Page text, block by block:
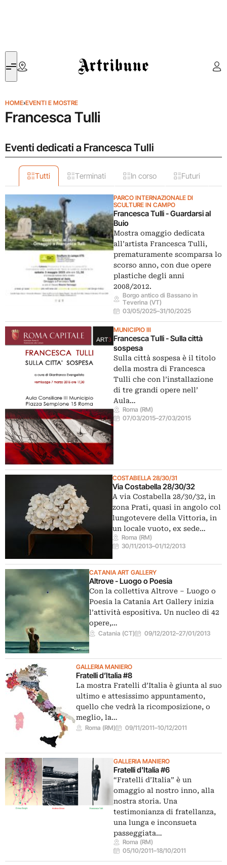
Artribune
HOME›EVENTI E MOSTRE
Francesca Tulli
Eventi dedicati a Francesca Tulli
Tutti Terminati In corso Futuri
PARCO INTERNAZIONALE DI
SCULTURE IN CAMPO
Francesca Tulli - Guardarsi al
Buio
Mostra omaggio dedicata
all’artista Francesca Tulli,
prematuramente scomparsa lo
scorso anno, con due opere
plastiche degli anni
2008/2012.
Borgo antico di Bassano in
Teverina (VT)
03/05/2025–31/10/2025
MUNICIPIO III
Francesca Tulli - Sulla città
sospesa
Sulla città sospesa è il titolo
della mostra di Francesca
Tulli che con l’installazione
di tre grandi opere nell’
Aula…
Roma (RM)
07/03/2015–27/03/2015
COSTABELLA 28/30/31
Via Costabella 28/30/32
A via Costabella 28/30/32, in
zona Prati, quasi in angolo col
lungotevere della Vittoria, in
un locale vuoto, ex sede…
Roma (RM)
30/11/2013–01/12/2013
CATANIA ART GALLERY
Altrove - Luogo o Poesia
Con la collettiva Altrove – Luogo o
Poesia la Catania Art Gallery inizia
l’attività espositiva. Un nucleo di 42
opere,…
Catania (CT) 09/12/2012–27/01/2013
GALLERIA MANIERO
Fratelli d’Italia #8
La mostra Fratelli d’Italia è giunta al suo
ultimo e attesissimo appuntamento,
quello che vedrà la ricomposizione, o
meglio, la…
Roma (RM) 09/11/2011–10/12/2011
GALLERIA MANIERO
Fratelli d'Italia #6
“Fratelli d’Italia” è un
omaggio al nostro inno, alla
nostra storia. Una
testimonianza di fratellanza,
una lunga e inconsueta
passeggiata…
Roma (RM)
05/10/2011–18/10/2011